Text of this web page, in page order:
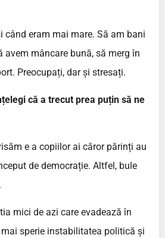
când eram mai mare. Să am bani
avem mâncare bună, să merg în
Preocupați, dar și stresați.
că a trecut prea puțin să ne
e a copiilor ai căror părinți au
de democrație. Altfel, bule
mici de azi care evadează în
mai sperie instabilitatea politică și